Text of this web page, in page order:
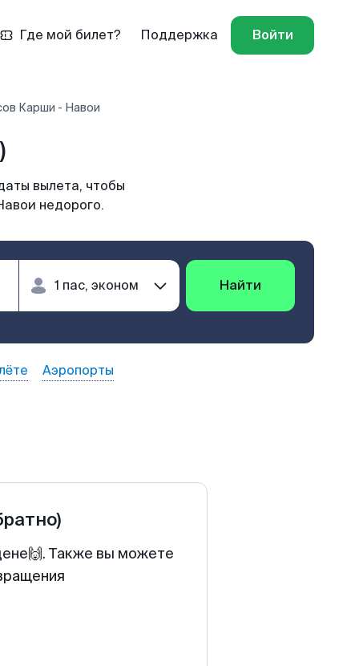
Где мой билет? Поддержка Войти
Карши - Навои
вылета, чтобы
недорого.
Найти
Аэропорты
Также вы можете